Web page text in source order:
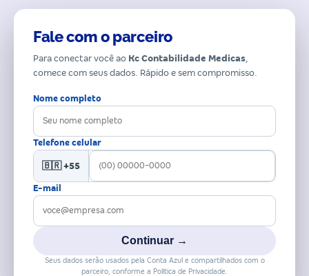
Fale com o parceiro
Para conectar você ao Kc Contabilidade Medicas,
comece com seus dados. Rápido e sem compromisso.
Nome completo
Telefone celular
🇧🇷 +55
E-mail
Continuar →
Seus dados serão usados pela Conta Azul e compartilhados com o
parceiro, conforme a Política de Privacidade.